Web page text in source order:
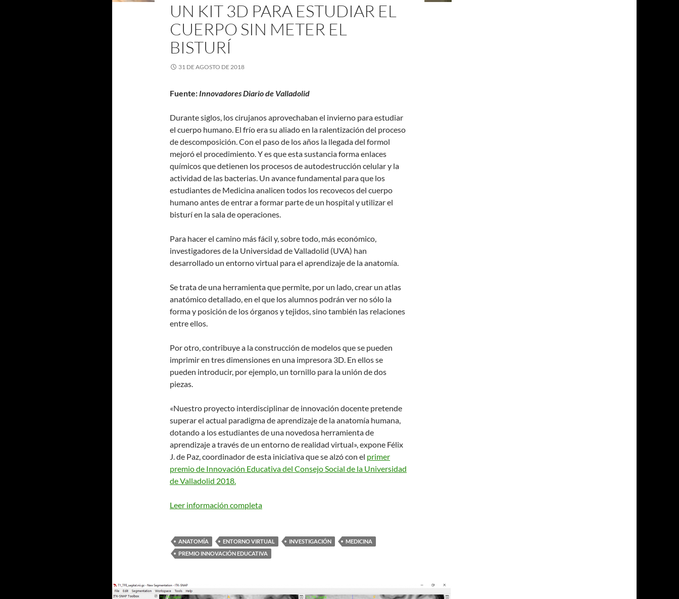
UN KIT 3D PARA ESTUDIAR EL
CUERPO SIN METER EL
BISTURÍ
31 DE AGOSTO DE 2018
Fuente: Innovadores Diario de Valladolid
Durante siglos, los cirujanos aprovechaban el invierno para estudiar
el cuerpo humano. El frío era su aliado en la ralentización del proceso
de descomposición. Con el paso de los años la llegada del formol
mejoró el procedimiento. Y es que esta sustancia forma enlaces
químicos que detienen los procesos de autodestrucción celular y la
actividad de las bacterias. Un avance fundamental para que los
estudiantes de Medicina analicen todos los recovecos del cuerpo
humano antes de entrar a formar parte de un hospital y utilizar el
bisturí en la sala de operaciones.
Para hacer el camino más fácil y, sobre todo, más económico,
investigadores de la Universidad de Valladolid (UVA) han
desarrollado un entorno virtual para el aprendizaje de la anatomía.
Se trata de una herramienta que permite, por un lado, crear un atlas
anatómico detallado, en el que los alumnos podrán ver no sólo la
forma y posición de los órganos y tejidos, sino también las relaciones
entre ellos.
Por otro, contribuye a la construcción de modelos que se pueden
imprimir en tres dimensiones en una impresora 3D. En ellos se
pueden introducir, por ejemplo, un tornillo para la unión de dos
piezas.
«Nuestro proyecto interdisciplinar de innovación docente pretende
superar el actual paradigma de aprendizaje de la anatomía humana,
dotando a los estudiantes de una novedosa herramienta de
aprendizaje a través de un entorno de realidad virtual», expone Félix
J. de Paz, coordinador de esta iniciativa que se alzó con el primer
premio de Innovación Educativa del Consejo Social de la Universidad
de Valladolid 2018.
Leer información completa
ANATOMÍA ENTORNO VIRTUAL INVESTIGACIÓN
MEDICINA
PREMIO INNOVACIÓN EDUCATIVA